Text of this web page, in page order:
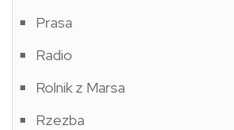
Prasa
Radio
Rolnik z Marsa
Rzezba